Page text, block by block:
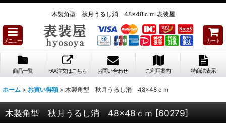
木製角型 秋月うるし消 48×48ｃｍ 表装屋
メニュー カート
商品一覧 FAX注文はこちら お問い合わせ ご利用案内 特商法表示
ホーム > お買い得額 > 木製角型 秋月うるし消 48×48ｃｍ
木製角型 秋月うるし消 48×48ｃｍ [60279]